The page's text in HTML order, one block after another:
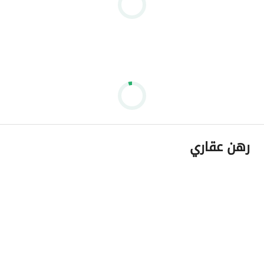
لمزيد من المعلومات تواصل معنا علي : عرض معلومات الاتصال
رهن عقاري